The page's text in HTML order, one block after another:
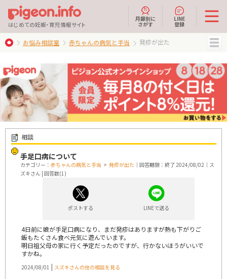
はじめての妊娠・育児情報サイト
月齢別に
さがす
LINE
登録
お悩み相談室 赤ちゃんの病気と手当 発疹が出た
相談
手足口病について
カテゴリー： 赤ちゃんの病気と手当 > 発疹が出た ｜回答期限：終了 2024/08/02｜ス
ズキさん | 回答数(1)
ポストする LINEで送る
4日前に娘が手足口病になり、まだ発疹はありますが熱も下がりご
飯もたくさん食べ元気に遊んでいます。
明日祖父母の家に行く予定だったのですが、行かないほうがいいで
すかね。
2024/08/01 | スズキさんの他の相談を見る